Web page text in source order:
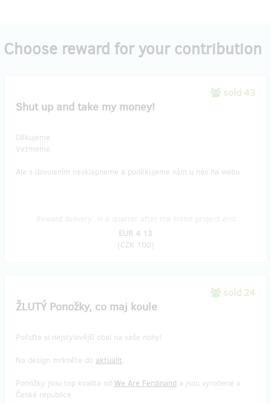
Choose reward for your contribution
sold 43
Shut up and take my money!
Děkujeme.
Vezmeme.
Ale s dovolením nesklapneme a poděkujeme vám u nás na webu.
EUR 4.13
(CZK 100)
sold 24
ŽLUTÝ Ponožky, co maj koule
Pořiďte si nejstylovější obal na vaše nohy!
Na design mrkněte do aktualit.
Ponožky jsou top kvalita od We Are Ferdinand a jsou vyrobené v
České republice.